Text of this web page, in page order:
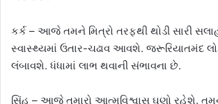
કર્ક – આજે તમને મિત્રો તરફથી થોડી સારી
સ્વાસ્થ્યમાં ઉતાર-ચઢાવ આવશે. જરૂરિયાતમંદ
લંબાવશે. ધંધામાં લાભ થવાની સંભાવના છે.
સિંહ – આજે તમારો આત્મવિશ્વાસ ઘણો રહેશે.